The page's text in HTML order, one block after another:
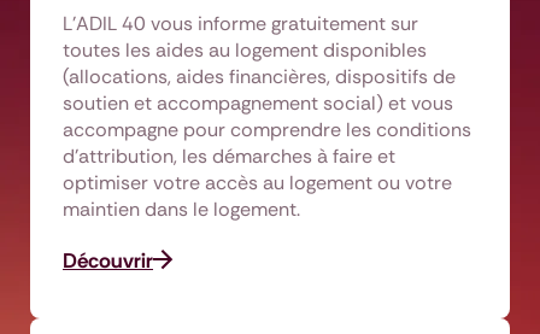
L’ADIL 40 vous informe gratuitement sur
toutes les aides au logement disponibles
(allocations, aides financières, dispositifs de
soutien et accompagnement social) et vous
accompagne pour comprendre les conditions
d’attribution, les démarches à faire et
optimiser votre accès au logement ou votre
maintien dans le logement.
Découvrir